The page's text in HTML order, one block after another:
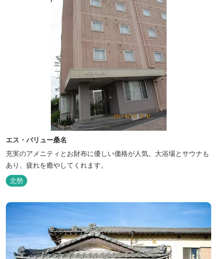
エス・バリュー桑名
充実のアメニティとお財布に優しい価格が人気。大浴場とサウナも
あり、疲れを癒やしてくれます。
北勢